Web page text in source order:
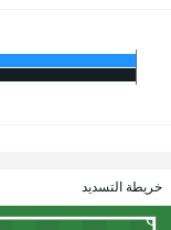
خريطة التسديد